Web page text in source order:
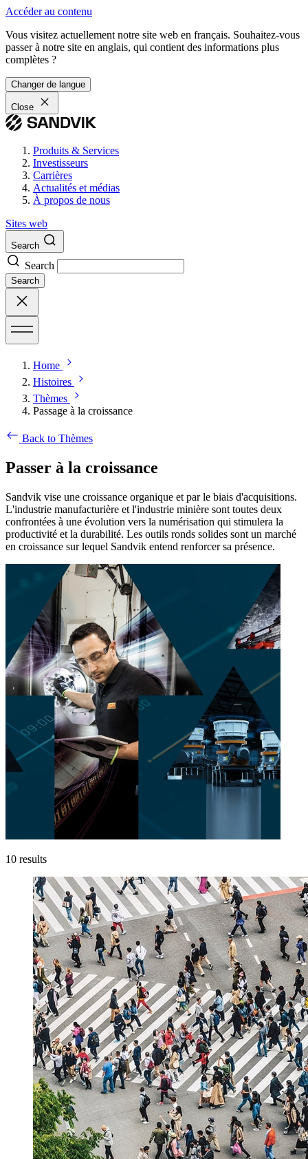
Accéder au contenu
Vous visitez actuellement notre site web en français. Souhaitez-vous
passer à notre site en anglais, qui contient des informations plus
complètes ?
Changer de langue
Close
Produits & Services
Investisseurs
Carrières
Actualités et médias
À propos de nous
Sites web
Search
Search
Search
Home
Histoires
Thèmes
Passage à la croissance
Back to Thèmes
Passer à la croissance
Sandvik vise une croissance organique et par le biais d'acquisitions.
L'industrie manufacturière et l'industrie minière sont toutes deux
confrontées à une évolution vers la numérisation qui stimulera la
productivité et la durabilité. Les outils ronds solides sont un marché
en croissance sur lequel Sandvik entend renforcer sa présence.
10 results